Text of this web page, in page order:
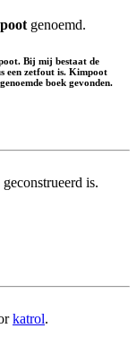
poot genoemd.
Bij mij bestaat de
een zetfout is. Kimpoot
boek gevonden.
is.
katrol.